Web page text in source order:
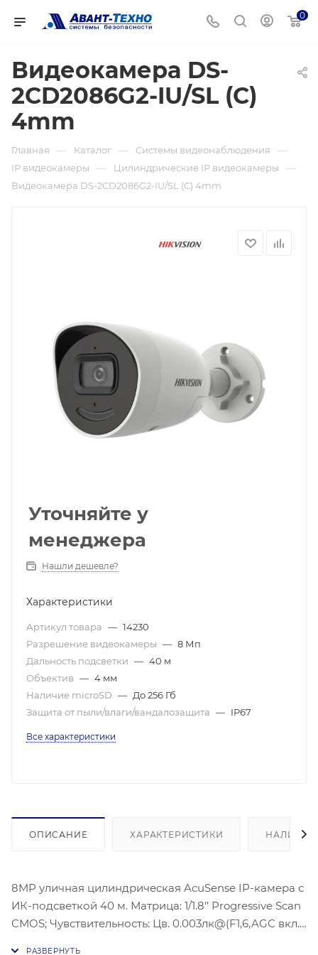
0
Видеокамера DS-
2CD2086G2-IU/SL (C)
4mm
Главная — Каталог — Системы видеонаблюдения —
IP видеокамеры — Цилиндрические IP видеокамеры —
Видеокамера DS-2CD2086G2-IU/SL (C) 4mm
Уточняйте у
менеджера
Нашли дешевле?
Характеристики
Артикул товара — 14230
Разрешение видеокамеры — 8 Мп
Дальность подсветки — 40 м
Объектив — 4 мм
Наличие microSD — До 256 Гб
Защита от пыли/влаги/вандалозащита — IP67
Все характеристики
ОПИСАНИЕ ХАРАКТЕРИСТИКИ НАЛИЧИЕ
8MP уличная цилиндрическая AcuSense IP-камера с
ИК-подсветкой 40 м. Матрица: 1/1.8’’ Progressive Scan
CMOS; Чувствительность: Цв. 0.003лк@(F1,6,AGC вкл.),